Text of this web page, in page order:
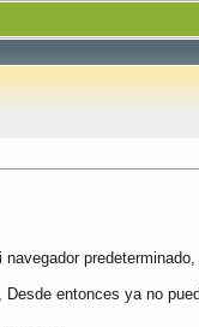
entonces ya no